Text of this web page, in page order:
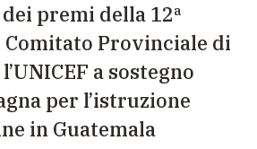
dei premi della 12ª
Provinciale di
a sostegno
per l’istruzione
in Guatemala